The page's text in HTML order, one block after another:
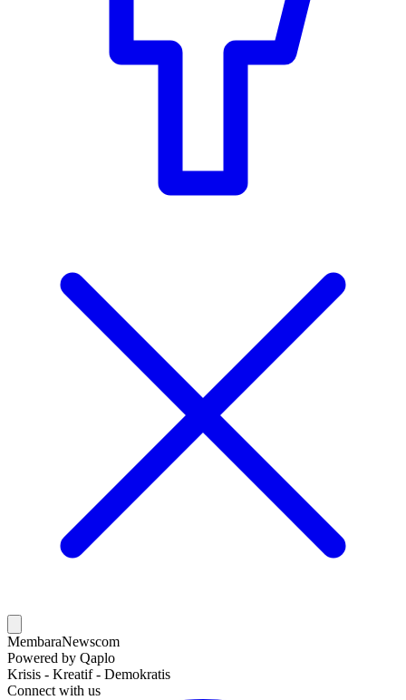
MembaraNewscom
Powered by Qaplo
Krisis - Kreatif - Demokratis
Connect with us